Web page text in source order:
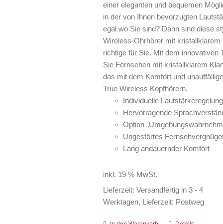
einer eleganten und bequemen
in der von Ihnen bevorzugten
egal wo Sie sind? Dann sind diese
Wireless-Ohrhörer mit kristallklarem
richtige für Sie. Mit dem innovativen
Sie Fernsehen mit kristallklarem
das mit dem Komfort und
True Wireless Kopfhörern.
Individuelle Lautstärkeregelung
Hervorragende
Option
Ungestörtes
Lang andauernder Komfort
inkl. 19 % MwSt.
Lieferzeit: Versandfertig in 3 - 4
Werktagen, Lieferzeit: Postweg